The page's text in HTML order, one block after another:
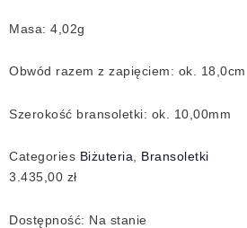
Masa: 4,02g
Obwód razem z zapięciem: ok. 18,0cm
Szerokość bransoletki: ok. 10,00mm
Categories Biżuteria, Bransoletki
3.435,00 zł
Dostępność: Na stanie